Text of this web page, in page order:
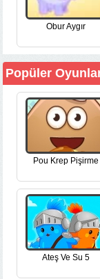
Obur Aygır
Popüler
Pou Krep Pişirme
Ateş Ve Su 5